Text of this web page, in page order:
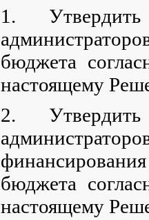
1.
бюджета
настоящему
2.
бюджета
настоящему